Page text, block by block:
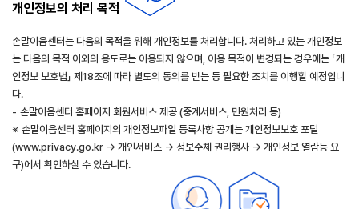
개인정보의 처리 목적
손말이음센터는 다음의 목적을 위해 개인정보를 처리합니다. 처리하고 있는 개인정보
는 다음의 목적 이외의 용도로는 이용되지 않으며, 이용 목적이 변경되는 경우에는 「개
인정보 보호법」 제18조에 따라 별도의 동의를 받는 등 필요한 조치를 이행할 예정입니
다.
- 손말이음센터 홈페이지 회원서비스 제공 (중계서비스, 민원처리 등)
※ 손말이음센터 홈페이지의 개인정보파일 등록사항 공개는 개인정보보호 포털
(www.privacy.go.kr → 개인서비스 → 정보주체 권리행사 → 개인정보 열람등 요
구)에서 확인하실 수 있습니다.